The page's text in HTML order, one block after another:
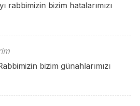
rabbimizin bizim hatalarımızı
bizim günahlarımızı